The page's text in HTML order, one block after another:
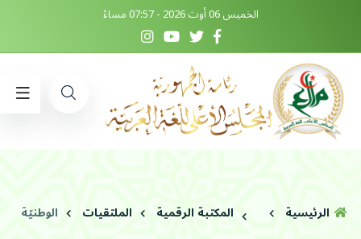
الخميس 06 أوت 2026 - 07:57 مساءً
الرئيسية المكتبة الرقمية الملتقيات الوطنيّة